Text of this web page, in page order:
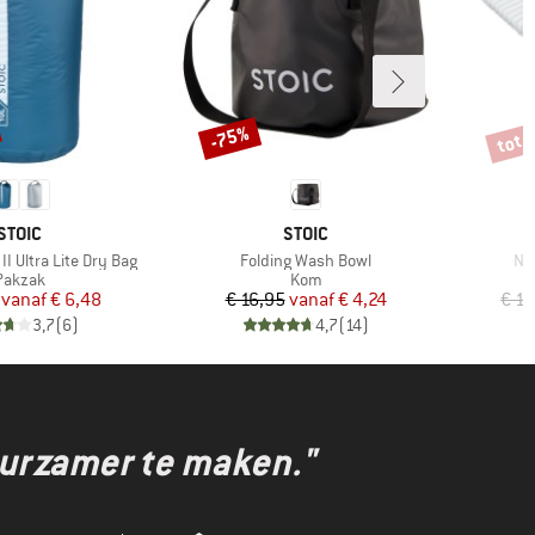
Ultra Lite Dry Bag
Prijs
Verlaagde prijs
vanaf€ 6,48
3,7(6)
MERK
STOIC
Artikel
Folding Wash Bowl
Productgroep
Kom
Prijs
€ 16,95 Verlaagde prijs
vanaf€ 4,24
4,7(14)
Korting
-75%
€
tot
te maken."